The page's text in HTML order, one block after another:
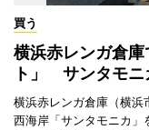
買う
横浜赤レンガ倉
ト」 サンタモ
横浜赤レンガ倉庫（横浜
西海岸「サンタモニカ